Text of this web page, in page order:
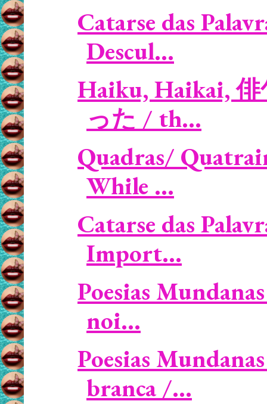
Catarse das
Descul...
Haiku, Haikai, 俳
った / th...
Quadras/
While ...
Catarse das
Import...
Poesias
noi...
Poesias
branca /...